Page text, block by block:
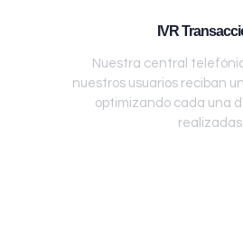
IVR
Nuestra central
nuestros usuarios reciban
optimizando cada una
realizadas.